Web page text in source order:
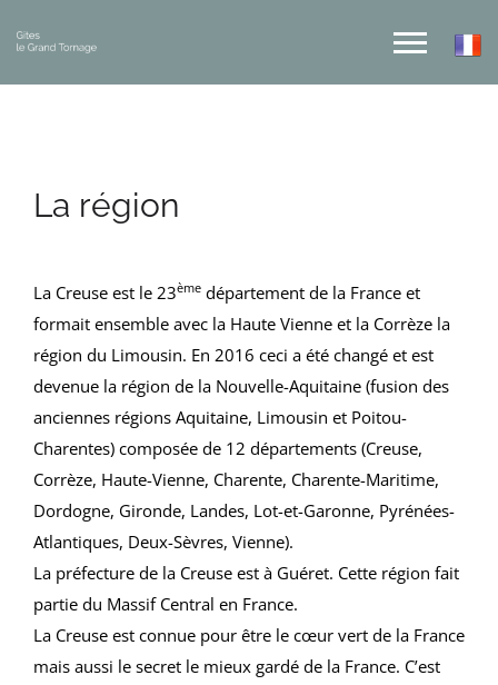
La région
La Creuse est le 23ème département de la France et
formait ensemble avec la Haute Vienne et la Corrèze la
région du Limousin. En 2016 ceci a été changé et est
devenue la région de la Nouvelle-Aquitaine (fusion des
anciennes régions Aquitaine, Limousin et Poitou-
Charentes) composée de 12 départements (Creuse,
Corrèze, Haute-Vienne, Charente, Charente-Maritime,
Dordogne, Gironde, Landes, Lot-et-Garonne, Pyrénées-
Atlantiques, Deux-Sèvres, Vienne).
La préfecture de la Creuse est à Guéret. Cette région fait
partie du Massif Central en France.
La Creuse est connue pour être le cœur vert de la France
mais aussi le secret le mieux gardé de la France. C’est